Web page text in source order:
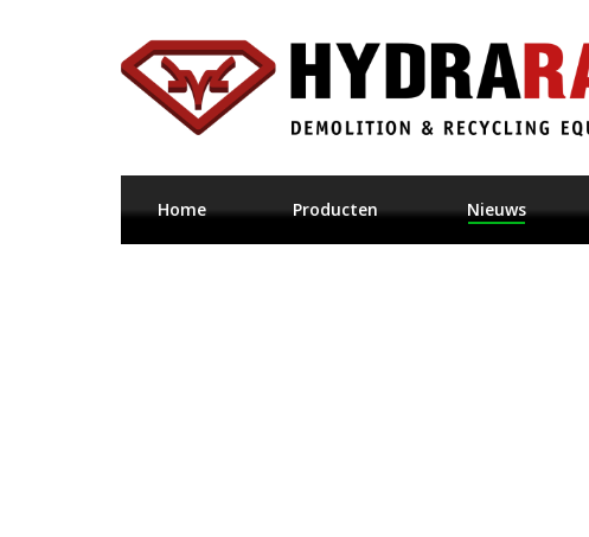
Home Producten Nieuws